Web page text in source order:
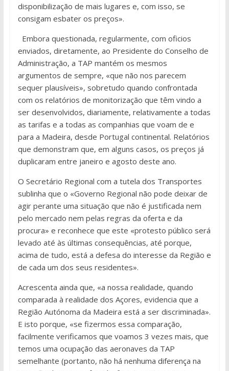
disponibilização de mais lugares e, com isso, se
consigam esbater os preços».
Embora questionada, regularmente, com oficios
enviados, diretamente, ao Presidente do Conselho de
Administração, a TAP mantém os mesmos
argumentos de sempre, «que não nos parecem
sequer plausíveis», sobretudo quando confrontada
com os relatórios de monitorização que têm vindo a
ser desenvolvidos, diariamente, relativamente a todas
as tarifas e a todas as companhias que voam de e
para a Madeira, desde Portugal continental. Relatórios
que demonstram que, em alguns casos, os preços já
duplicaram entre janeiro e agosto deste ano.
O Secretário Regional com a tutela dos Transportes
sublinha que o «Governo Regional não pode deixar de
agir perante uma situação que não é justificada nem
pelo mercado nem pelas regras da oferta e da
procura» e reconhece que este «protesto público será
levado até às últimas consequências, até porque,
acima de tudo, está a defesa do interesse da Região e
de cada um dos seus residentes».
Acrescenta ainda que, «a nossa realidade, quando
comparada à realidade dos Açores, evidencia que a
Região Autónoma da Madeira está a ser discriminada».
E isto porque, «se fizermos essa comparação,
facilmente verificamos que voamos 3 vezes mais, que
temos uma ocupação das aeronaves da TAP
semelhante (portanto, não há nenhuma diferença na